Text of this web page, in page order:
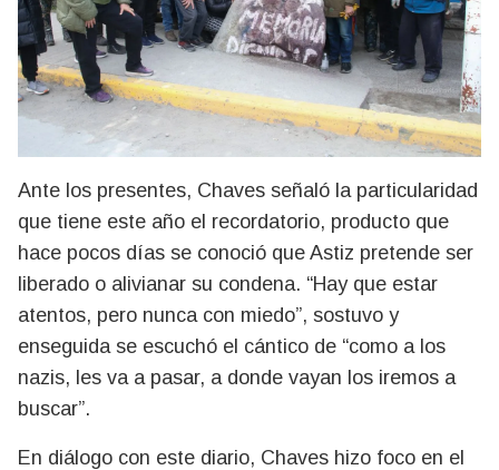
Ante los presentes, Chaves señaló la particularidad
que tiene este año el recordatorio, producto que
hace pocos días se conoció que Astiz pretende ser
liberado o alivianar su condena. “Hay que estar
atentos, pero nunca con miedo”, sostuvo y
enseguida se escuchó el cántico de “como a los
nazis, les va a pasar, a donde vayan los iremos a
buscar”.
En diálogo con este diario, Chaves hizo foco en el